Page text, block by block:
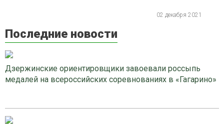
02 декабря 2021
Последние новости
Дзержинские ориентировщики завоевали россыпь
медалей на всероссийских соревнованиях в «Гагарино»